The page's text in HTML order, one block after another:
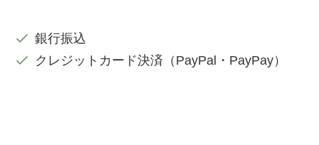
銀行振込
クレジットカード決済（PayPal・PayPay）